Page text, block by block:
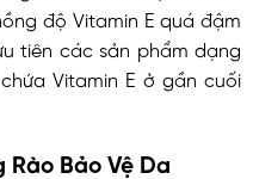
độ Vitamin E quá đậm
tiên các sản phẩm dạng
Vitamin E ở gần cuối
Rào Bảo Vệ Da